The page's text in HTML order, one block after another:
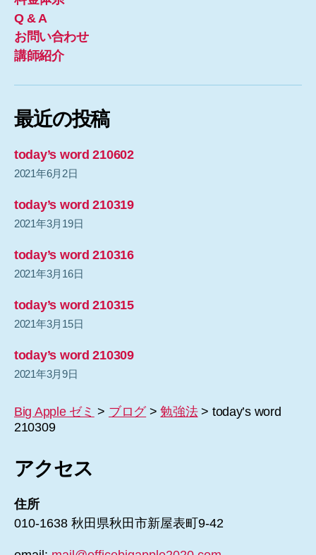
Q & A
お問い合わせ
講師紹介
最近の投稿
today’s word 210602
2021年6月2日
today’s word 210319
2021年3月19日
today’s word 210316
2021年3月16日
today’s word 210315
2021年3月15日
today’s word 210309
2021年3月9日
Big Apple ゼミ > ブログ>勉強法> today’s word
210309
アクセス
住所
010-1638 秋田県秋田市新屋表町9-42